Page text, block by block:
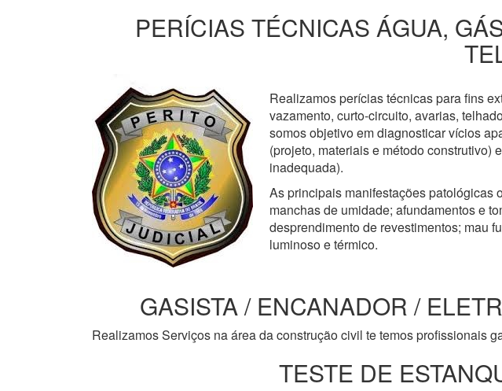
PERÍCIAS TÉCNICAS ÁGUA,
Realizamos perícias técnicas para fins
vazamento, curto-circuito, avarias,
somos objetivo em diagnosticar vícios
(projeto, materiais e método construtivo)
inadequada).
As principais manifestações patológicas
manchas de umidade; afundamentos e
desprendimento de revestimentos; mau
luminoso e térmico.
GASISTA / ENCANADOR /
Realizamos Serviços na área da construção civil te temos profissionais
TESTE DE